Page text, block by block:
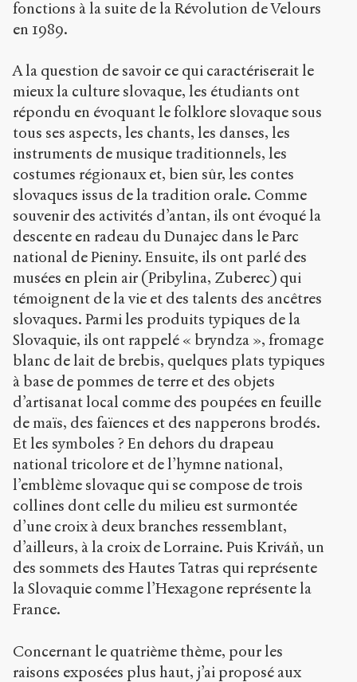
fonctions à la suite de la Révolution de Velours
en 1989.
A la question de savoir ce qui caractériserait le
mieux la culture slovaque, les étudiants ont
répondu en évoquant le folklore slovaque sous
tous ses aspects, les chants, les danses, les
instruments de musique traditionnels, les
costumes régionaux et, bien sûr, les contes
slovaques issus de la tradition orale. Comme
souvenir des activités d’antan, ils ont évoqué la
descente en radeau du Dunajec dans le Parc
national de Pieniny. Ensuite, ils ont parlé des
musées en plein air (Pribylina, Zuberec) qui
témoignent de la vie et des talents des ancêtres
slovaques. Parmi les produits typiques de la
Slovaquie, ils ont rappelé « bryndza », fromage
blanc de lait de brebis, quelques plats typiques
à base de pommes de terre et des objets
d’artisanat local comme des poupées en feuille
de maïs, des faïences et des napperons brodés.
Et les symboles ? En dehors du drapeau
national tricolore et de l’hymne national,
l’emblème slovaque qui se compose de trois
collines dont celle du milieu est surmontée
d’une croix à deux branches ressemblant,
d’ailleurs, à la croix de Lorraine. Puis Kriváň, un
des sommets des Hautes Tatras qui représente
la Slovaquie comme l’Hexagone représente la
France.
Concernant le quatrième thème, pour les
raisons exposées plus haut, j’ai proposé aux